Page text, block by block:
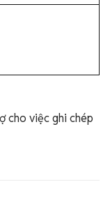
cho việc ghi chép